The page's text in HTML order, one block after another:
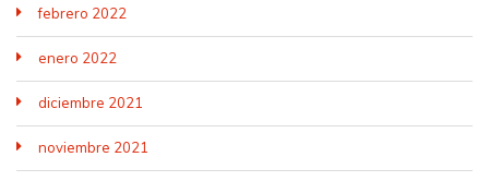
febrero 2022
enero 2022
diciembre 2021
noviembre 2021